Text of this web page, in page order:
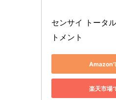
センサイ トータ
トメント
Amazon
楽天市場